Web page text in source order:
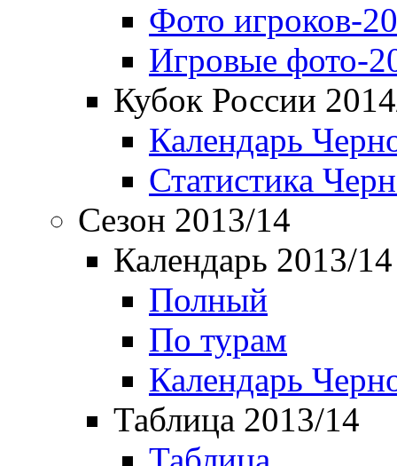
Фото игроков-
Игровые фото-
Кубок России
Календарь
Статистика
Сезон 2013/14
Календарь 2013/14
Полный
По турам
Календарь
Таблица 2013/14